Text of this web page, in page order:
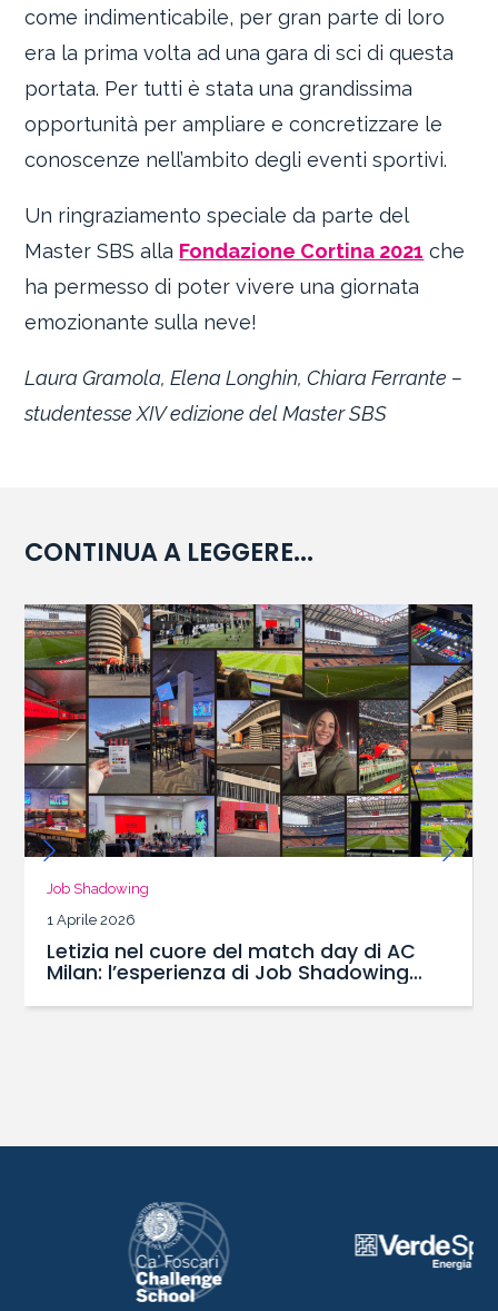
come indimenticabile, per gran parte di loro
era la prima volta ad una gara di sci di questa
portata. Per tutti è stata una grandissima
opportunità per ampliare e concretizzare le
conoscenze nell’ambito degli eventi sportivi.
Un ringraziamento speciale da parte del
Master SBS alla Fondazione Cortina 2021 che
ha permesso di poter vivere una giornata
emozionante sulla neve!
Laura Gramola, Elena Longhin, Chiara Ferrante –
studentesse XIV edizione del Master SBS
CONTINUA A LEGGERE...
Job Shadowing
1 Aprile 2026
Letizia nel cuore del match day di AC
Milan: l’esperienza di Job Shadowing